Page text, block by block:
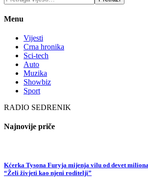
Menu
Vijesti
Crna hronika
Sci-tech
Auto
Muzika
Showbiz
Sport
RADIO SEDRENIK
Najnovije priče
Kćerka Tysona Furyja mijenja vilu od devet
“Želi živjeti kao njeni roditelji”